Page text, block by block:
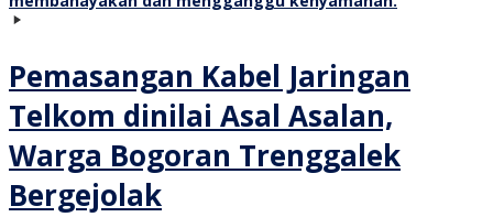
Pemasangan Kabel Jaringan
Telkom dinilai Asal Asalan,
Warga Bogoran Trenggalek
Bergejolak